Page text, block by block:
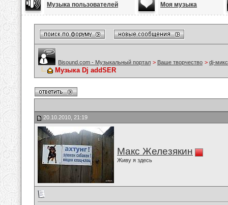
Музыка пользователей Моя музыка
Bisound.com - Музыкальный портал > Ваше творчество > dj-
Музыка Dj addSER
20.10.2010, 21:19
Макс Железякин
Живу я здесь